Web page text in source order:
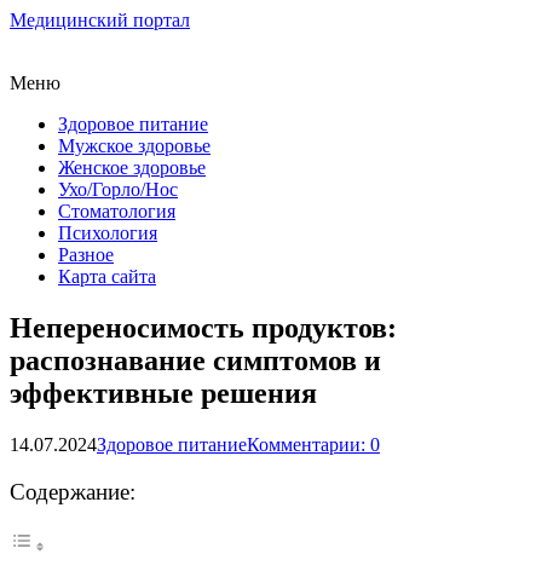
Медицинский портал
Меню
Здоровое питание
Мужское здоровье
Женское здоровье
Ухо/Горло/Нос
Стоматология
Психология
Разное
Карта сайта
Непереносимость продуктов:
распознавание симптомов и
эффективные решения
14.07.2024Здоровое питаниеКомментарии: 0
Содержание: